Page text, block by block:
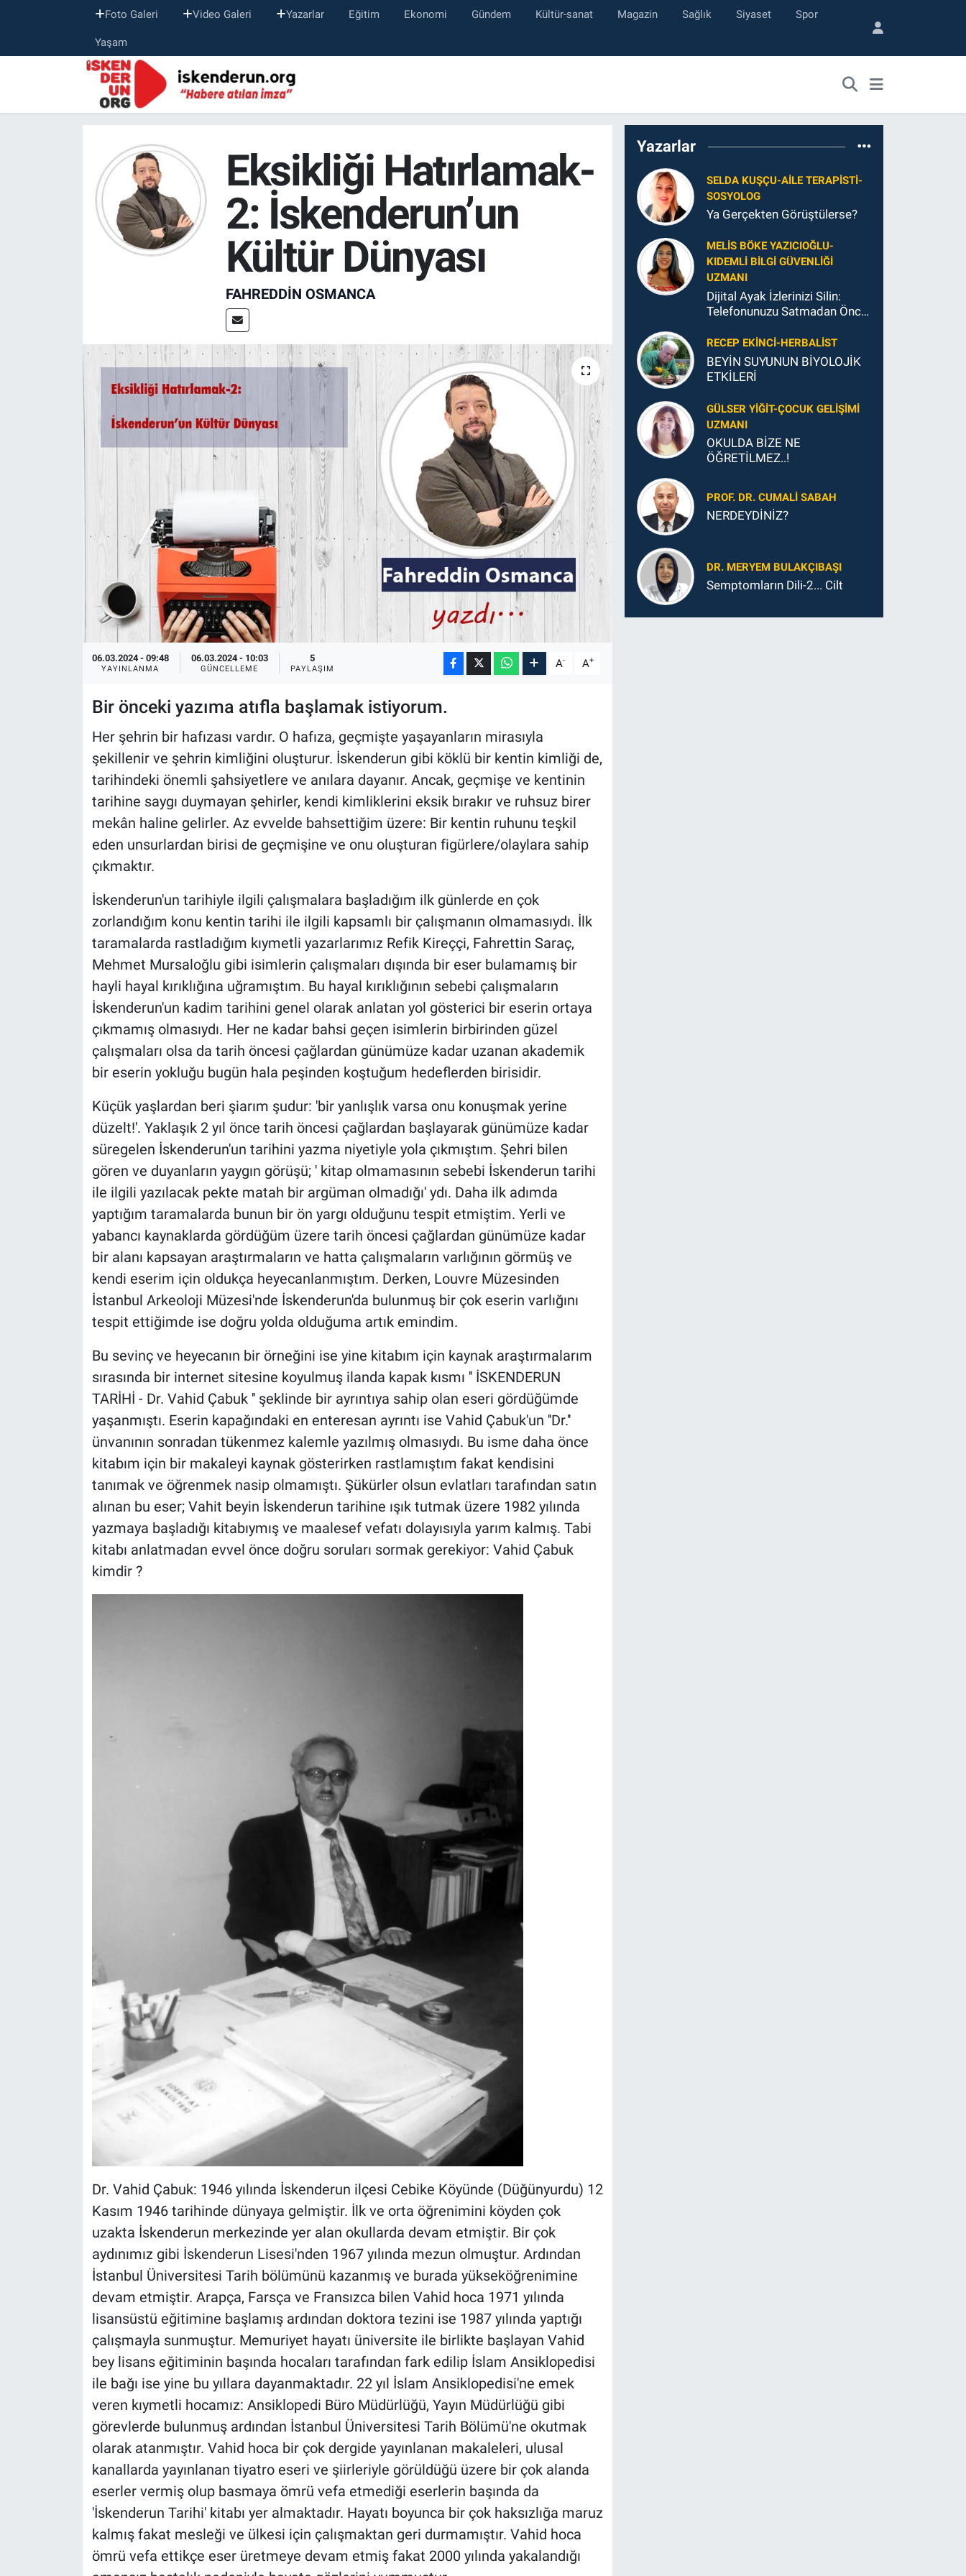
Foto Galeri Video Galeri Yazarlar Eğitim Ekonomi Gündem Kültür-sanat Magazin Sağlık Siyaset Spor
Yaşam
Eksikliği Hatırlamak-
2: İskenderun’un
Kültür Dünyası
FAHREDDIN OSMANCA
06.03.2024 - 09:48
YAYINLANMA
06.03.2024 - 10:03
GÜNCELLEME
5
PAYLAŞIM A- A+
Bir önceki yazıma atıfla başlamak istiyorum.
Her şehrin bir hafızası vardır. O hafıza, geçmişte yaşayanların mirasıyla
şekillenir ve şehrin kimliğini oluşturur. İskenderun gibi köklü bir kentin kimliği de,
tarihindeki önemli şahsiyetlere ve anılara dayanır. Ancak, geçmişe ve kentinin
tarihine saygı duymayan şehirler, kendi kimliklerini eksik bırakır ve ruhsuz birer
mekân haline gelirler. Az evvelde bahsettiğim üzere: Bir kentin ruhunu teşkil
eden unsurlardan birisi de geçmişine ve onu oluşturan figürlere/olaylara sahip
çıkmaktır.
İskenderun'un tarihiyle ilgili çalışmalara başladığım ilk günlerde en çok
zorlandığım konu kentin tarihi ile ilgili kapsamlı bir çalışmanın olmamasıydı. İlk
taramalarda rastladığım kıymetli yazarlarımız Refik Kireççi, Fahrettin Saraç,
Mehmet Mursaloğlu gibi isimlerin çalışmaları dışında bir eser bulamamış bir
hayli hayal kırıklığına uğramıştım. Bu hayal kırıklığının sebebi çalışmaların
İskenderun'un kadim tarihini genel olarak anlatan yol gösterici bir eserin ortaya
çıkmamış olmasıydı. Her ne kadar bahsi geçen isimlerin birbirinden güzel
çalışmaları olsa da tarih öncesi çağlardan günümüze kadar uzanan akademik
bir eserin yokluğu bugün hala peşinden koştuğum hedeflerden birisidir.
Küçük yaşlardan beri şiarım şudur: 'bir yanlışlık varsa onu konuşmak yerine
düzelt!'. Yaklaşık 2 yıl önce tarih öncesi çağlardan başlayarak günümüze kadar
süregelen İskenderun'un tarihini yazma niyetiyle yola çıkmıştım. Şehri bilen
gören ve duyanların yaygın görüşü; ' kitap olmamasının sebebi İskenderun tarihi
ile ilgili yazılacak pekte matah bir argüman olmadığı' ydı. Daha ilk adımda
yaptığım taramalarda bunun bir ön yargı olduğunu tespit etmiştim. Yerli ve
yabancı kaynaklarda gördüğüm üzere tarih öncesi çağlardan günümüze kadar
bir alanı kapsayan araştırmaların ve hatta çalışmaların varlığının görmüş ve
kendi eserim için oldukça heyecanlanmıştım. Derken, Louvre Müzesinden
İstanbul Arkeoloji Müzesi'nde İskenderun'da bulunmuş bir çok eserin varlığını
tespit ettiğimde ise doğru yolda olduğuma artık emindim.
Bu sevinç ve heyecanın bir örneğini ise yine kitabım için kaynak araştırmalarım
sırasında bir internet sitesine koyulmuş ilanda kapak kısmı '' İSKENDERUN
TARİHİ - Dr. Vahid Çabuk '' şeklinde bir ayrıntıya sahip olan eseri gördüğümde
yaşanmıştı. Eserin kapağındaki en enteresan ayrıntı ise Vahid Çabuk'un ''Dr.''
ünvanının sonradan tükenmez kalemle yazılmış olmasıydı. Bu isme daha önce
kitabım için bir makaleyi kaynak gösterirken rastlamıştım fakat kendisini
tanımak ve öğrenmek nasip olmamıştı. Şükürler olsun evlatları tarafından satın
alınan bu eser; Vahit beyin İskenderun tarihine ışık tutmak üzere 1982 yılında
yazmaya başladığı kitabıymış ve maalesef vefatı dolayısıyla yarım kalmış. Tabi
kitabı anlatmadan evvel önce doğru soruları sormak gerekiyor: Vahid Çabuk
kimdir ?
Dr. Vahid Çabuk: 1946 yılında İskenderun ilçesi Cebike Köyünde (Düğünyurdu) 12
Kasım 1946 tarihinde dünyaya gelmiştir. İlk ve orta öğrenimini köyden çok
uzakta İskenderun merkezinde yer alan okullarda devam etmiştir. Bir çok
aydınımız gibi İskenderun Lisesi'nden 1967 yılında mezun olmuştur. Ardından
İstanbul Üniversitesi Tarih bölümünü kazanmış ve burada yükseköğrenimine
devam etmiştir. Arapça, Farsça ve Fransızca bilen Vahid hoca 1971 yılında
lisansüstü eğitimine başlamış ardından doktora tezini ise 1987 yılında yaptığı
çalışmayla sunmuştur. Memuriyet hayatı üniversite ile birlikte başlayan Vahid
bey lisans eğitiminin başında hocaları tarafından fark edilip İslam Ansiklopedisi
ile bağı ise yine bu yıllara dayanmaktadır. 22 yıl İslam Ansiklopedisi'ne emek
veren kıymetli hocamız: Ansiklopedi Büro Müdürlüğü, Yayın Müdürlüğü gibi
görevlerde bulunmuş ardından İstanbul Üniversitesi Tarih Bölümü'ne okutmak
olarak atanmıştır. Vahid hoca bir çok dergide yayınlanan makaleleri, ulusal
kanallarda yayınlanan tiyatro eseri ve şiirleriyle görüldüğü üzere bir çok alanda
eserler vermiş olup basmaya ömrü vefa etmediği eserlerin başında da
'İskenderun Tarihi' kitabı yer almaktadır. Hayatı boyunca bir çok haksızlığa maruz
kalmış fakat mesleği ve ülkesi için çalışmaktan geri durmamıştır. Vahid hoca
ömrü vefa ettikçe eser üretmeye devam etmiş fakat 2000 yılında yakalandığı
Yazarlar
SELDA KUŞÇU-AILE TERAPISTI-
SOSYOLOG
Ya Gerçekten Görüştülerse?
MELIS BÖKE YAZICIOĞLU-
KIDEMLI BILGI GÜVENLIĞI
UZMANI
Dijital Ayak İzlerinizi Silin:
Telefonunuzu Satmadan Önce
Şey
RECEP EKINCI-HERBALIST
BEYİN SUYUNUN BİYOLOJİK
ETKİLERİ
GÜLSER YIĞIT-ÇOCUK GELIŞIMI
UZMANI
OKULDA BİZE NE
ÖĞRETİLMEZ..!
PROF. DR. CUMALI SABAH
NERDEYDİNİZ?
DR. MERYEM BULAKÇIBAŞI
Semptomların Dili-2... Cilt